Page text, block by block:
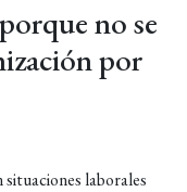
no se
por
situaciones laborales